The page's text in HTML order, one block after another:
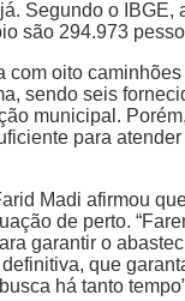
Segundo o IBGE,
são 294.973
com oito
sendo seis
municipal.
para
Madi afirmou
de perto.
garantir o
que
há tanto